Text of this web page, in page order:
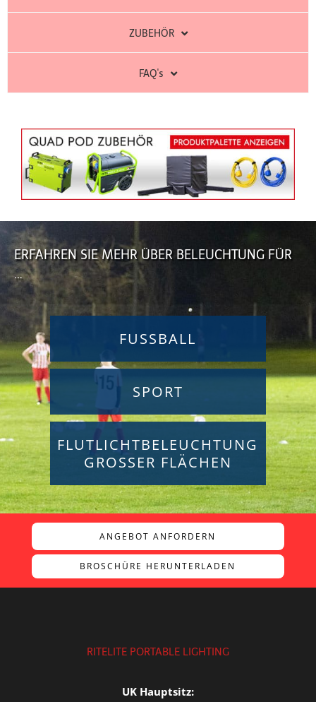
ZUBEHÖR
FAQ's
ERFAHREN SIE MEHR ÜBER BELEUCHTUNG FÜR
…
FUSSBALL
SPORT
FLUTLICHTBELEUCHTUNG
GROSSER FLÄCHEN
ANGEBOT ANFORDERN
BROSCHÜRE HERUNTERLADEN
RITELITE PORTABLE LIGHTING
UK Hauptsitz: